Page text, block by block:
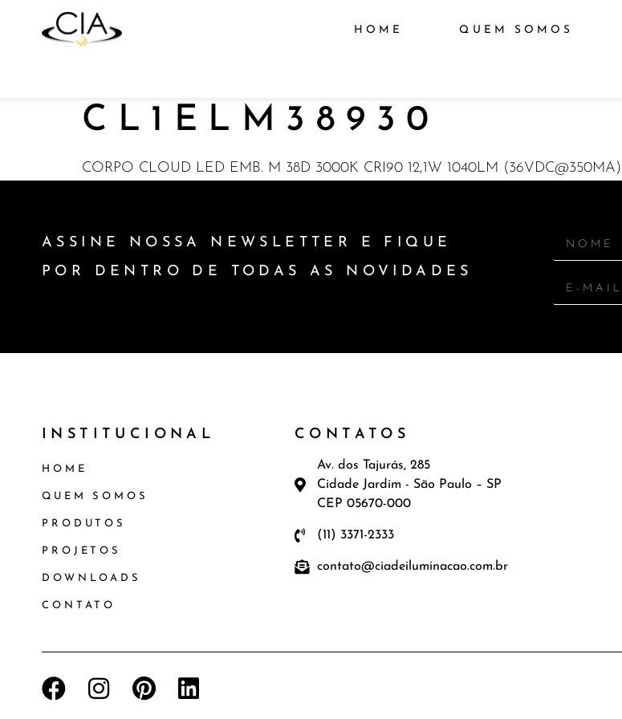
HOME QUEM SOMOS
CL1ELM38930
CORPO CLOUD LED EMB. M 38D 3000K CRI90 12,1W 1040LM (36VDC@350MA)
ASSINE NOSSA NEWSLETTER E FIQUE
POR DENTRO DE TODAS AS NOVIDADES
INSTITUCIONAL
HOME
QUEM SOMOS
PRODUTOS
PROJETOS
DOWNLOADS
CONTATO
CONTATOS
Av. dos Tajurás, 285
Cidade Jardim - São Paulo – SP
CEP 05670-000
(11) 3371-2333
contato@ciadeiluminacao.com.br